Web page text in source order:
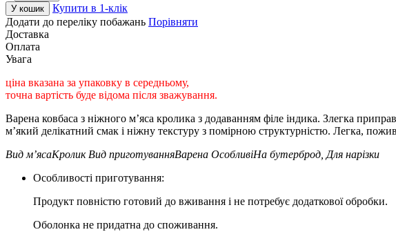
У кошик
Купити в 1-клік
Додати до переліку побажань Порівняти
Доставка
Оплата
Увага
ціна вказана за упаковку в середньому,
точна вартість буде відома після зважування.
Варена ковбаса з ніжного м’яса кролика з додаванням філе індика. Злегка
м’який делікатний смак і ніжну текстуру з помірною структурністю. Легка,
Вид м’ясаКролик Вид приготуванняВарена ОсобливіНа бутерброд, Для нарізки
Особливості приготування:
Продукт повністю готовий до вживання і не потребує додаткової обробки.
Оболонка не придатна до споживання.